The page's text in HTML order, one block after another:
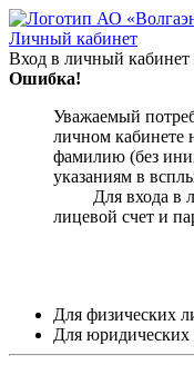
Личный кабинет
Вход в личный кабинет
Ошибка!
Уважаемый
личном кабинете
фамилию (без
Для входа в
АО
Для физических
Для юридических